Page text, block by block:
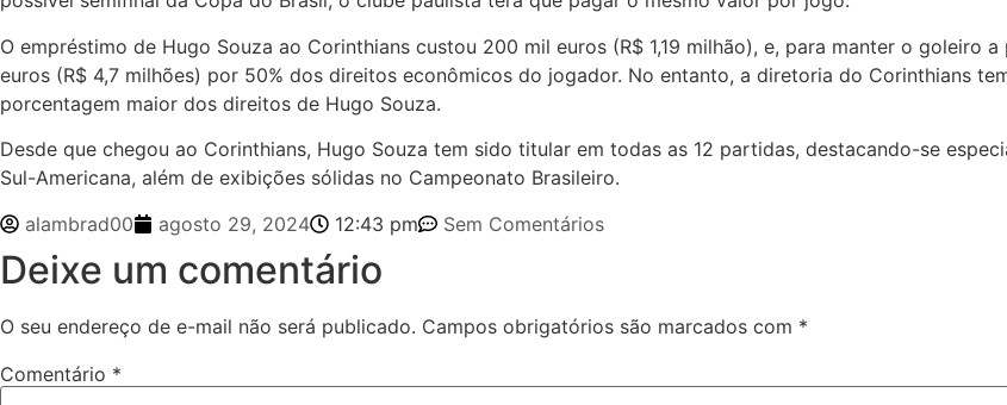
O empréstimo de Hugo Souza ao Corinthians custou 200 mil euros (R$ 1,19 milhão), e, para manter o
euros (R$ 4,7 milhões) por 50% dos direitos econômicos do jogador. No entanto, a diretoria do Corinthians
porcentagem maior dos direitos de Hugo Souza.
Desde que chegou ao Corinthians, Hugo Souza tem sido titular em todas as 12 partidas, destacando-se
Sul-Americana, além de exibições sólidas no Campeonato Brasileiro.
alambrad00
agosto 29, 2024 12:43 pm Sem Comentários
Deixe um comentário
O seu endereço de e-mail não será publicado. Campos obrigatórios são marcados com *
Comentário *